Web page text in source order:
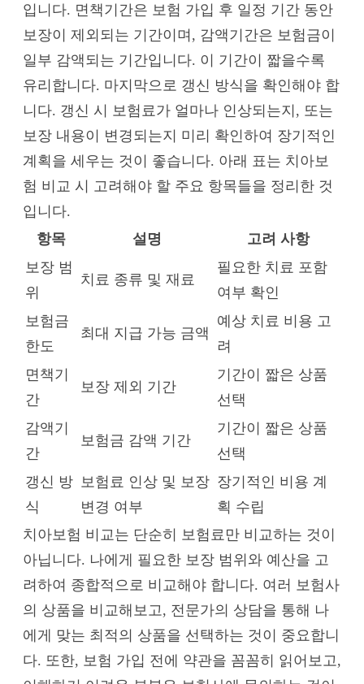
입니다. 면책기간은 보험 가입 후 일정 기간 동안
보장이 제외되는 기간이며, 감액기간은 보험금이
일부 감액되는 기간입니다. 이 기간이 짧을수록
유리합니다. 마지막으로 갱신 방식을 확인해야 합
니다. 갱신 시 보험료가 얼마나 인상되는지, 또는
보장 내용이 변경되는지 미리 확인하여 장기적인
계획을 세우는 것이 좋습니다. 아래 표는 치아보
험 비교 시 고려해야 할 주요 항목들을 정리한 것
입니다.
항목
설명
고려 사항
보장 범
위
치료 종류 및 재료
필요한 치료 포함
여부 확인
보험금
한도
최대 지급 가능 금액
예상 치료 비용 고
려
면책기
간
보장 제외 기간
기간이 짧은 상품
선택
감액기
간
보험금 감액 기간
기간이 짧은 상품
선택
갱신 방
식
보험료 인상 및 보장
변경 여부
장기적인 비용 계
획 수립
치아보험 비교는 단순히 보험료만 비교하는 것이
아닙니다. 나에게 필요한 보장 범위와 예산을 고
려하여 종합적으로 비교해야 합니다. 여러 보험사
의 상품을 비교해보고, 전문가의 상담을 통해 나
에게 맞는 최적의 상품을 선택하는 것이 중요합니
다. 또한, 보험 가입 전에 약관을 꼼꼼히 읽어보고,